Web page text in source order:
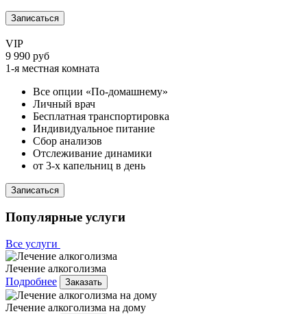
Записаться
VIP
9 990 руб
1-я местная комната
Все опции «По-домашнему»
Личный врач
Бесплатная транспортировка
Индивидуальное питание
Сбор анализов
Отслеживание динамики
от 3-х капельниц в день
Записаться
Популярные услуги
Все услуги
Лечение алкоголизма
Подробнее
Заказать
Лечение алкоголизма на дому